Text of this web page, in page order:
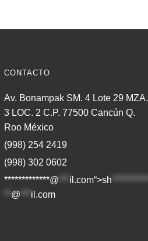
CONTACTO
Av. Bonampak SM. 4 Lote 29 MZA.
3 LOC. 2 C.P. 77500 Cancún Q.
Roo México
(998) 254 2419
(998) 302 0602
*************@
il.com“>sh ***********
@ il.com